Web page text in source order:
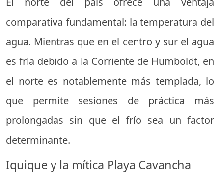
comparativa fundamental: la temperatura del
agua. Mientras que en el centro y sur el agua
es fría debido a la Corriente de Humboldt, en
el norte es notablemente más templada, lo
que permite sesiones de práctica más
prolongadas sin que el frío sea un factor
determinante.
Iquique y la mítica Playa Cavancha